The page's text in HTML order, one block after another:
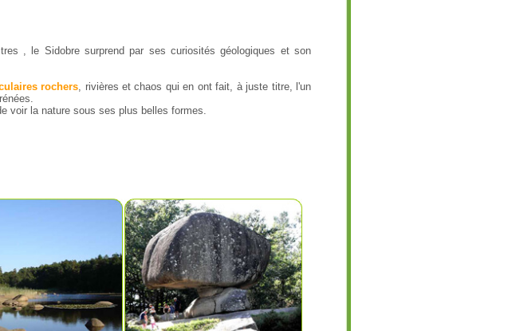
, le Sidobre surprend par ses curiosités géologiques et son
rochers , rivières et chaos qui en ont fait, à juste titre, l'un
voir la nature sous ses plus belles formes.